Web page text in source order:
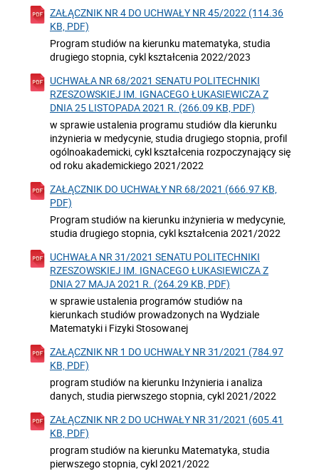
ZAŁĄCZNIK NR 4 DO UCHWAŁY NR 45/2022 (114.36
KB, PDF)
Program studiów na kierunku matematyka, studia
drugiego stopnia, cykl kształcenia 2022/2023
UCHWAŁA NR 68/2021 SENATU POLITECHNIKI
RZESZOWSKIEJ IM. IGNACEGO ŁUKASIEWICZA Z
DNIA 25 LISTOPADA 2021 R. (266.09 KB, PDF)
w sprawie ustalenia programu studiów dla kierunku
inżynieria w medycynie, studia drugiego stopnia, profil
ogólnoakademicki, cykl kształcenia rozpoczynający się
od roku akademickiego 2021/2022
ZAŁĄCZNIK DO UCHWAŁY NR 68/2021 (666.97 KB,
PDF)
Program studiów na kierunku inżynieria w medycynie,
studia drugiego stopnia, cykl kształcenia 2021/2022
UCHWAŁA NR 31/2021 SENATU POLITECHNIKI
RZESZOWSKIEJ IM. IGNACEGO ŁUKASIEWICZA Z
DNIA 27 MAJA 2021 R. (264.29 KB, PDF)
w sprawie ustalenia programów studiów na
kierunkach studiów prowadzonych na Wydziale
Matematyki i Fizyki Stosowanej
ZAŁĄCZNIK NR 1 DO UCHWAŁY NR 31/2021 (784.97
KB, PDF)
program studiów na kierunku Inżynieria i analiza
danych, studia pierwszego stopnia, cykl 2021/2022
ZAŁĄCZNIK NR 2 DO UCHWAŁY NR 31/2021 (605.41
KB, PDF)
program studiów na kierunku Matematyka, studia
pierwszego stopnia, cykl 2021/2022